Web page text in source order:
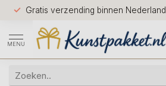
Gratis verzending binnen Nederland
MENU